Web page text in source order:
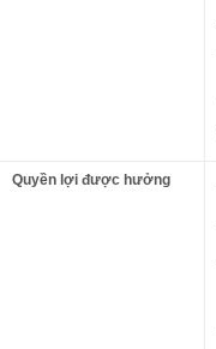
Quyền lợi được hưởng